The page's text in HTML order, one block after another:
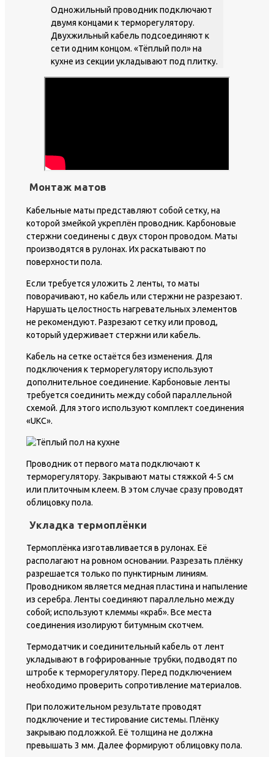
Одножильный проводник подключают
двумя концами к терморегулятору.
Двухжильный кабель подсоединяют к
сети одним концом. «Тёплый пол» на
кухне из секции укладывают под плитку.
Монтаж матов
Кабельные маты представляют собой сетку, на
которой змейкой укреплён проводник. Карбоновые
стержни соединены с двух сторон проводом. Маты
производятся в рулонах. Их раскатывают по
поверхности пола.
Если требуется уложить 2 ленты, то маты
поворачивают, но кабель или стержни не разрезают.
Нарушать целостность нагревательных элементов
не рекомендуют. Разрезают сетку или провод,
который удерживает стержни или кабель.
Кабель на сетке остаётся без изменения. Для
подключения к терморегулятору используют
дополнительное соединение. Карбоновые ленты
требуется соединить между собой параллельной
схемой. Для этого используют комплект соединения
«UKC».
Проводник от первого мата подключают к
терморегулятору. Закрывают маты стяжкой 4-5 см
или плиточным клеем. В этом случае сразу проводят
облицовку пола.
Укладка термоплёнки
Термоплёнка изготавливается в рулонах. Её
располагают на ровном основании. Разрезать плёнку
разрешается только по пунктирным линиям.
Проводником является медная пластина и напыление
из серебра. Ленты соединяют параллельно между
собой; используют клеммы «краб». Все места
соединения изолируют битумным скотчем.
Термодатчик и соединительный кабель от лент
укладывают в гофрированные трубки, подводят по
штробе к терморегулятору. Перед подключением
необходимо проверить сопротивление материалов.
При положительном результате проводят
подключение и тестирование системы. Плёнку
закрываю подложкой. Её толщина не должна
превышать 3 мм. Далее формируют облицовку пола.